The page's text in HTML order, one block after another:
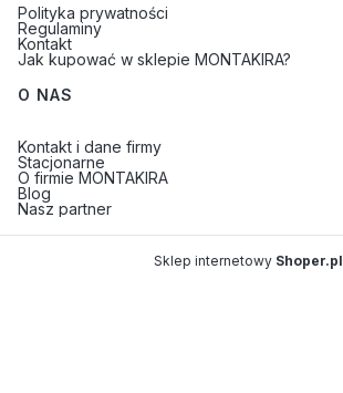
Polityka prywatności
Regulaminy
Kontakt
Jak kupować w sklepie MONTAKIRA?
O NAS
Kontakt i dane firmy
Stacjonarne
O firmie MONTAKIRA
Blog
Nasz partner
Sklep internetowy Shoper.pl